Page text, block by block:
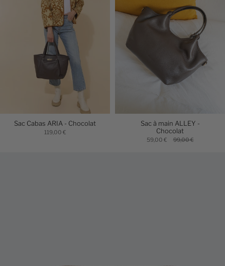
Sac Cabas ARIA - Chocolat
119,00 €
Sac à main ALLEY -
Chocolat
59,00 € 99,00 €